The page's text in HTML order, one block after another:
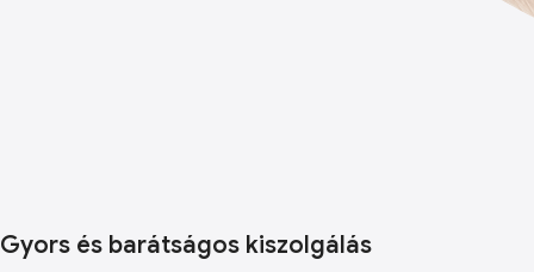
Gyors és barátságos kiszolgálás